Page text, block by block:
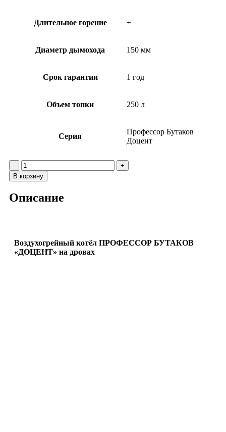
Длительное горение +
Диаметр дымохода 150 мм
Срок гарантии 1 год
Объем топки 250 л
Серия
Профессор Бутаков
Доцент
В корзину
Описание
Воздухогрейный котёл ПРОФЕССОР БУТАКОВ
«ДОЦЕНТ» на дровах